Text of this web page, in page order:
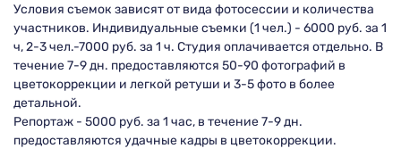
Условия съемок зависят от вида фотосессии и количества
участников. Индивидуальные съемки (1 чел.) - 6000 руб. за 1
ч, 2-3 чел.-7000 руб. за 1 ч. Студия оплачивается отдельно. В
течение 7-9 дн. предоставляются 50-90 фотографий в
цветокоррекции и легкой ретуши и 3-5 фото в более
детальной.
Репортаж - 5000 руб. за 1 час, в течение 7-9 дн.
предоставляются удачные кадры в цветокоррекции.